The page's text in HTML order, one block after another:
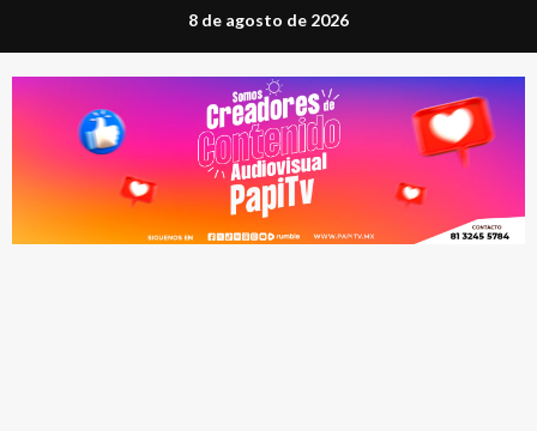
al
contenido
8 de agosto de 2026